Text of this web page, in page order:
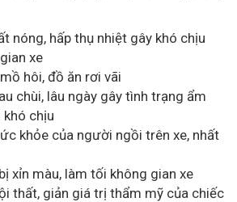
nóng, hấp thụ nhiệt gây khó chịu
xe
hôi, đồ ăn rơi vãi
chùi, lâu ngày gây tình trạng ẩm
chịu
khỏe của người ngồi trên xe, nhất
xỉn màu, làm tối không gian xe
thất, giản giá trị thẩm mỹ của chiếc